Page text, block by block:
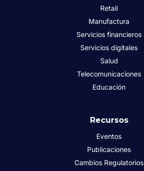
Retail
Manufactura
Servicios financieros
Servicios digitales
Salud
Telecomunicaciones
Educación
Recursos
Eventos
Publicaciones
Cambios Regulatorios